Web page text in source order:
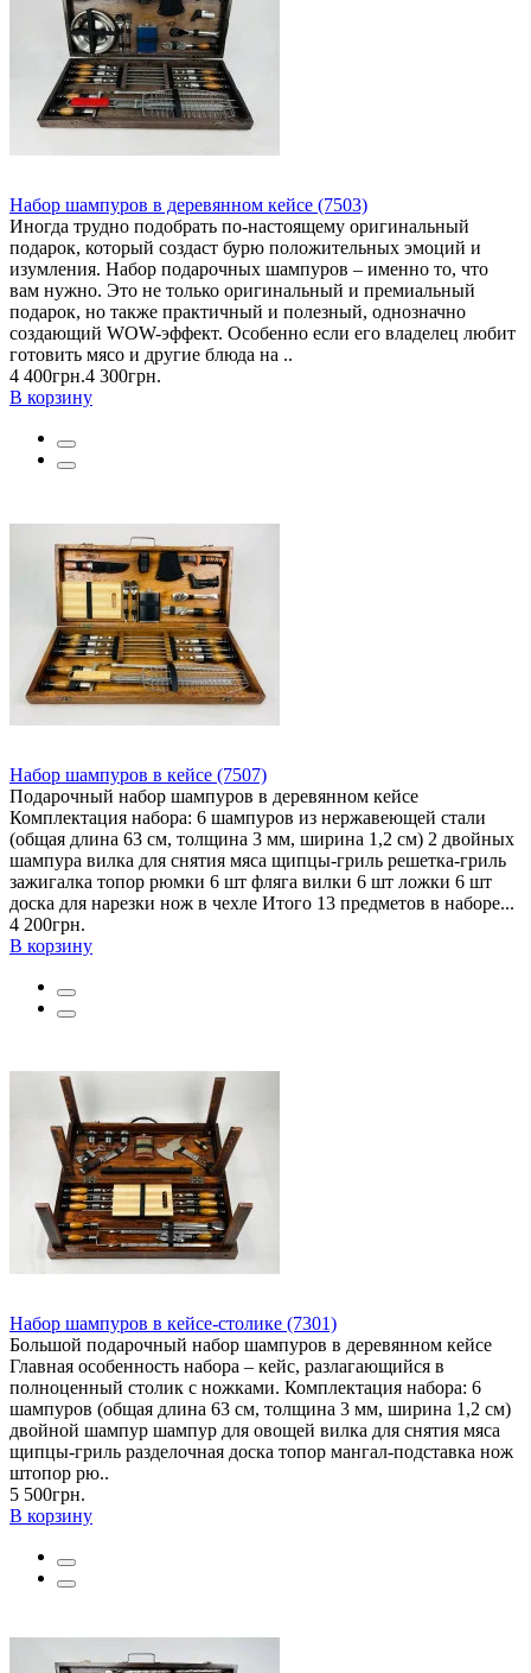
Набор шампуров в деревянном кейсе (7503)
Иногда трудно подобрать по-настоящему оригинальный
подарок, который создаст бурю положительных эмоций и
изумления. Набор подарочных шампуров – именно то, что
вам нужно. Это не только оригинальный и премиальный
подарок, но также практичный и полезный, однозначно
создающий WOW-эффект. Особенно если его владелец любит
готовить мясо и другие блюда на ..
4 400грн.4 300грн.
В корзину
Набор шампуров в кейсе (7507)
Подарочный набор шампуров в деревянном кейсе
Комплектация набора: 6 шампуров из нержавеющей стали
(общая длина 63 см, толщина 3 мм, ширина 1,2 см) 2 двойных
шампура вилка для снятия мяса щипцы-гриль решетка-гриль
зажигалка топор рюмки 6 шт фляга вилки 6 шт ложки 6 шт
доска для нарезки нож в чехле Итого 13 предметов в наборе...
4 200грн.
В корзину
Набор шампуров в кейсе-столике (7301)
Большой подарочный набор шампуров в деревянном кейсе
Главная особенность набора – кейс, разлагающийся в
полноценный столик с ножками. Комплектация набора: 6
шампуров (общая длина 63 см, толщина 3 мм, ширина 1,2 см)
двойной шампур шампур для овощей вилка для снятия мяса
щипцы-гриль разделочная доска топор мангал-подставка нож
штопор рю..
5 500грн.
В корзину